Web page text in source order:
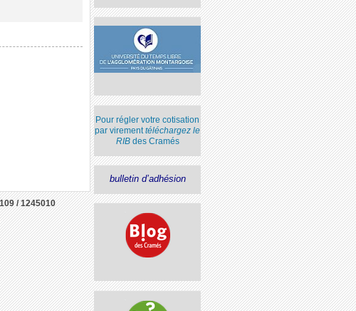
Pour régler votre cotisation
par virementtéléchargez le
RIBdes Cramés
bulletin d’adhésion
109 / 1245010